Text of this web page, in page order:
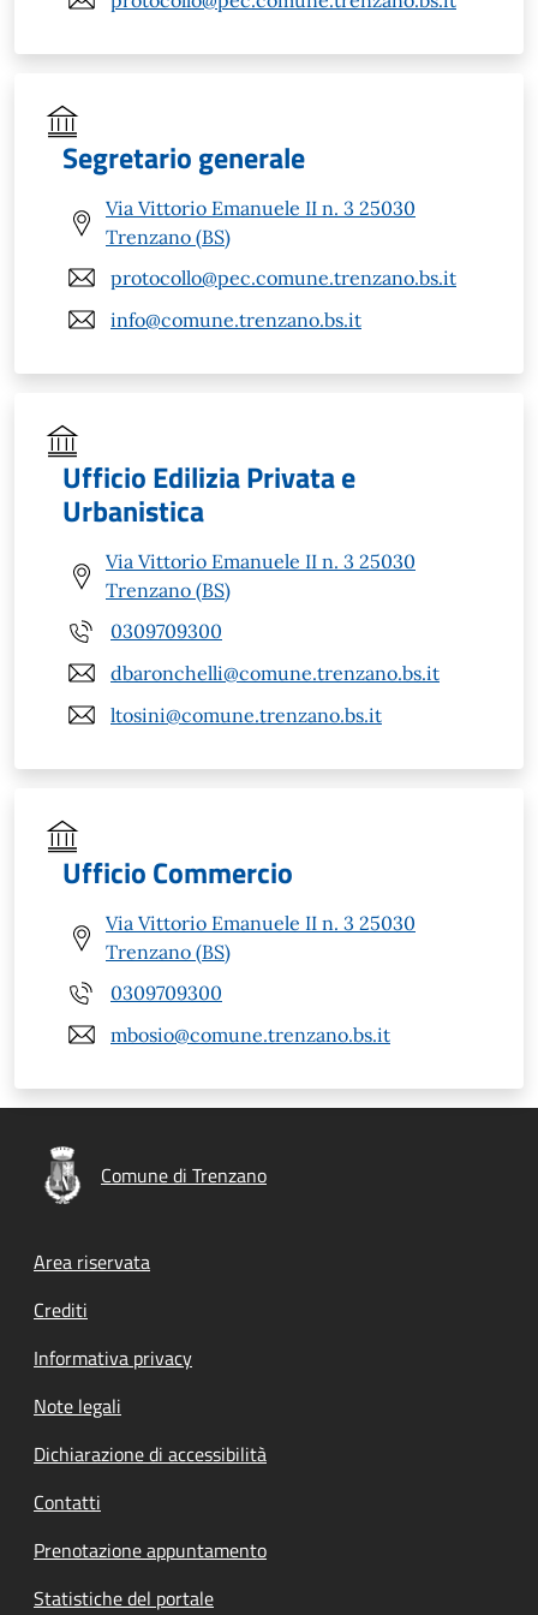
Segretario generale
Via Vittorio Emanuele II n. 3 25030
Trenzano (BS)
protocollo@pec.comune.trenzano.bs.it
info@comune.trenzano.bs.it
Ufficio Edilizia Privata e
Urbanistica
Via Vittorio Emanuele II n. 3 25030
Trenzano (BS)
0309709300
dbaronchelli@comune.trenzano.bs.it
ltosini@comune.trenzano.bs.it
Ufficio Commercio
Via Vittorio Emanuele II n. 3 25030
Trenzano (BS)
0309709300
mbosio@comune.trenzano.bs.it
Comune di Trenzano
Footer menu
Area riservata
Crediti
Informativa privacy
Note legali
Dichiarazione di accessibilità
Contatti
Prenotazione appuntamento
Statistiche del portale